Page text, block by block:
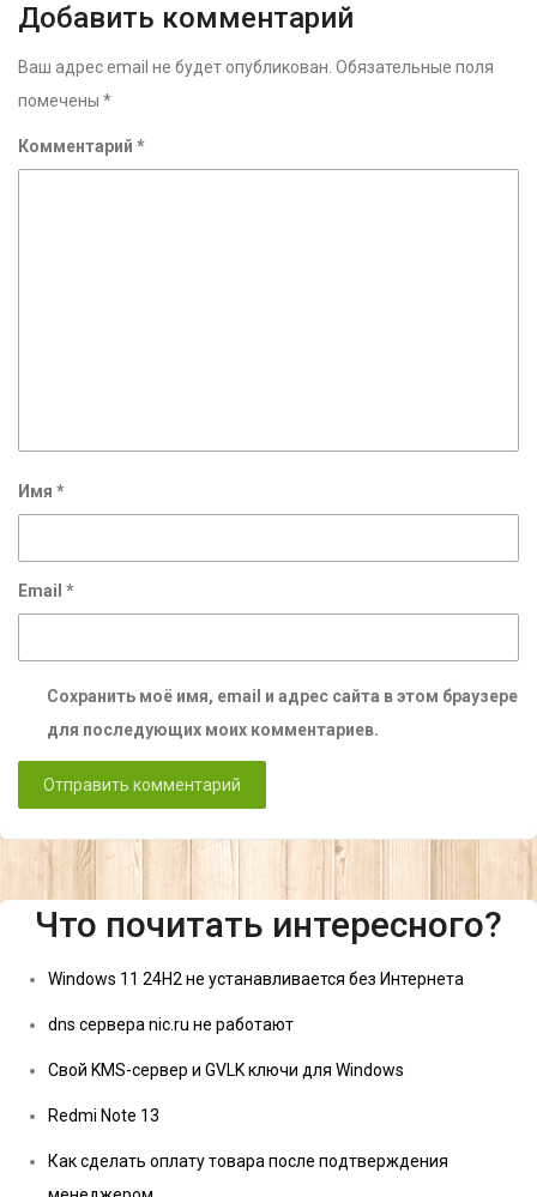
Добавить комментарий
Ваш адрес email не будет опубликован. Обязательные поля
помечены *
Комментарий *
Имя *
Email *
Сохранить моё имя, email и адрес сайта в этом браузере
для последующих моих комментариев.
Что почитать интересного?
Windows 11 24H2 не устанавливается без Интернета
dns сервера nic.ru не работают
Свой KMS-сервер и GVLK ключи для Windows
Redmi Note 13
Как сделать оплату товара после подтверждения